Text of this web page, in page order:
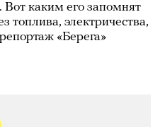
каким его запомнят
топлива, электричества,
«Берега»